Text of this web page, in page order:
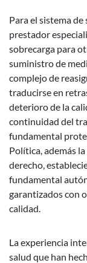
Para el sistema
prestador
sobrecarga para
suministro de
complejo de
traducirse en
deterioro de la
continuidad del
fundamental
Política, además
derecho,
fundamental
garantizados con
calidad.
La experiencia
salud que han